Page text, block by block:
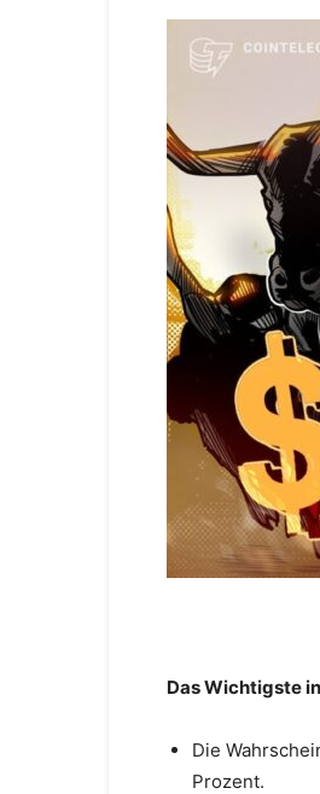
Das Wichtigste
Die
Prozent.